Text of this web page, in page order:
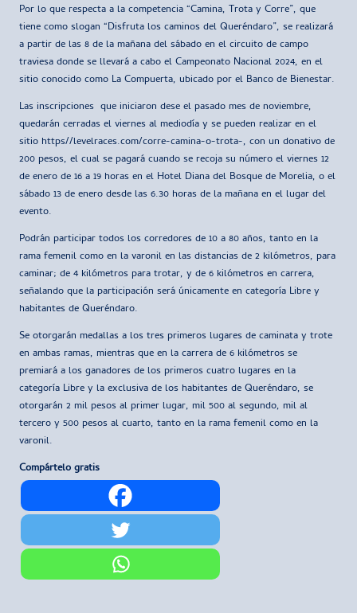
Por lo que respecta a la competencia “Camina, Trota y Corre”, que
tiene como slogan “Disfruta los caminos del Queréndaro”, se realizará
a partir de las 8 de la mañana del sábado en el circuito de campo
traviesa donde se llevará a cabo el Campeonato Nacional 2024, en el
sitio conocido como La Compuerta, ubicado por el Banco de Bienestar.
Las inscripciones que iniciaron dese el pasado mes de noviembre,
quedarán cerradas el viernes al mediodía y se pueden realizar en el
sitio https//levelraces.com/corre-camina-o-trota-, con un donativo de
200 pesos, el cual se pagará cuando se recoja su número el viernes 12
de enero de 16 a 19 horas en el Hotel Diana del Bosque de Morelia, o el
sábado 13 de enero desde las 6.30 horas de la mañana en el lugar del
evento.
Podrán participar todos los corredores de 10 a 80 años, tanto en la
rama femenil como en la varonil en las distancias de 2 kilómetros, para
caminar; de 4 kilómetros para trotar, y de 6 kilómetros en carrera,
señalando que la participación será únicamente en categoría Libre y
habitantes de Queréndaro.
Se otorgarán medallas a los tres primeros lugares de caminata y trote
en ambas ramas, mientras que en la carrera de 6 kilómetros se
premiará a los ganadores de los primeros cuatro lugares en la
categoría Libre y la exclusiva de los habitantes de Queréndaro, se
otorgarán 2 mil pesos al primer lugar, mil 500 al segundo, mil al
tercero y 500 pesos al cuarto, tanto en la rama femenil como en la
varonil.
Compártelo gratis